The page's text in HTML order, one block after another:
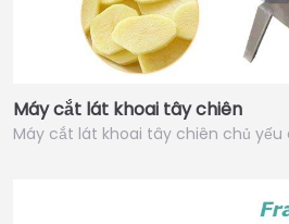
Máy cắt lát khoai tây chiên
Máy cắt lát khoai tây chiên chủ yếu